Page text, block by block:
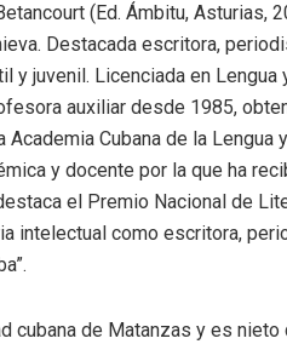
(Ed. Ámbitu, Asturias,
Destacada escritora,
y juvenil. Licenciada en
auxiliar desde 1985,
Cubana de la Lengua
y docente por la que ha
el Premio Nacional de
intelectual como escritora,
cubana de Matanzas y es